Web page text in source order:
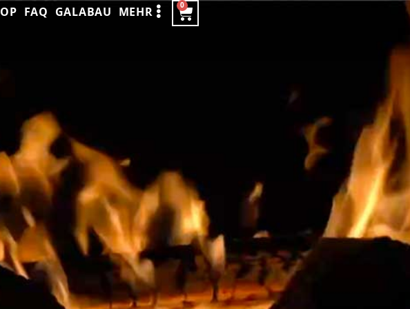
FAQ GALABAU MEHR 0